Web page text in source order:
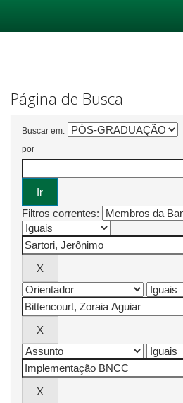
Página de Busca
Buscar em:
por
Filtros correntes: